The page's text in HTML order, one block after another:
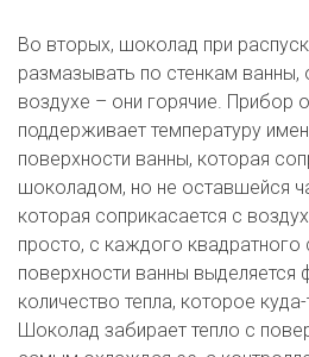
Во вторых, шоколад при
размазывать по стенкам
воздухе – они горячие. Прибор
поддерживает температуру
поверхности ванны, которая
шоколадом, но не оставшейся
которая соприкасается с
просто, с каждого квадратного
поверхности ванны выделяется
количество тепла, которое
Шоколад забирает тепло с